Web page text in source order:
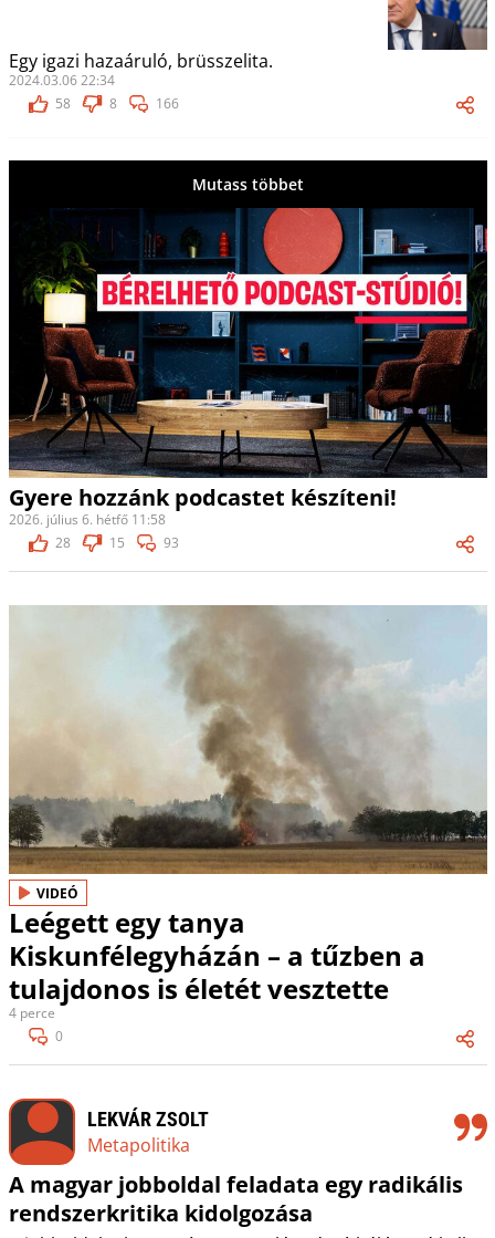
Egy igazi hazaáruló, brüsszelita.
2024.03.06 22:34
58
8 166
Mutass többet
Gyere hozzánk podcastet készíteni!
2026. július 6. hétfő 11:58
28
15 93
VIDEÓ
Leégett egy tanya
Kiskunfélegyházán – a tűzben a
tulajdonos is életét vesztette
4 perce
0
LEKVÁR ZSOLT
Metapolitika
A magyar jobboldal feladata egy radikális
rendszerkritika kidolgozása